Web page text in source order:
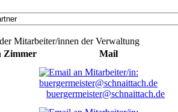
Mitarbeiter/innen der Verwaltung
Zimmer
Mail
buergermeister@schnaittach.de